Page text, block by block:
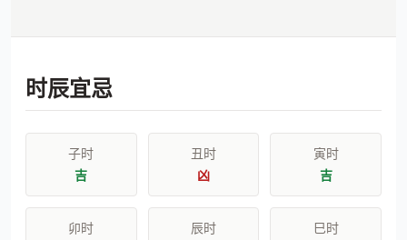
时辰宜忌
子时
吉
丑时
凶
寅时
吉
卯时
辰时
巳时